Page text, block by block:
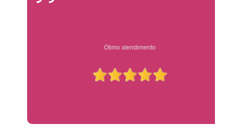
Ótimo atendimento